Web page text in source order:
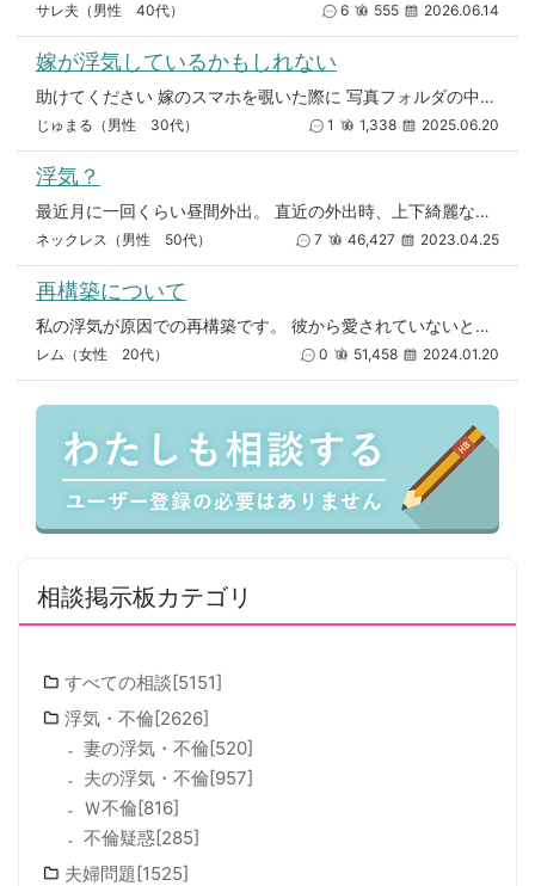
サレ夫（男性 40代） 6 555 2026.06.14
嫁が浮気しているかもしれない
助けてください 嫁のスマホを覗いた際に 写真フォルダの中に知らない男の写真があり 嫁の友人とのLINE内容を見てみると
じゅまる（男性 30代） 1 1,338 2025.06.20
浮気？
最近月に一回くらい昼間外出。 直近の外出時、上下綺麗な下着に変えて出かけたことが引っ掛かってます。 いつもはおばさんパン
ネックレス（男性 50代） 7 46,427 2023.04.25
再構築について
私の浮気が原因での再構築です。 彼から愛されていないと感じてしまい 新しい人を探した方がいいと思い、 たまたま喧嘩したタ
レム（女性 20代） 0 51,458 2024.01.20
相談掲示板カテゴリ
すべての相談[5151]
浮気・不倫[2626]
妻の浮気・不倫[520]
夫の浮気・不倫[957]
Ｗ不倫[816]
不倫疑惑[285]
夫婦問題[1525]